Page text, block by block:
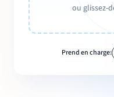
ou glissez-
Prend en charge: